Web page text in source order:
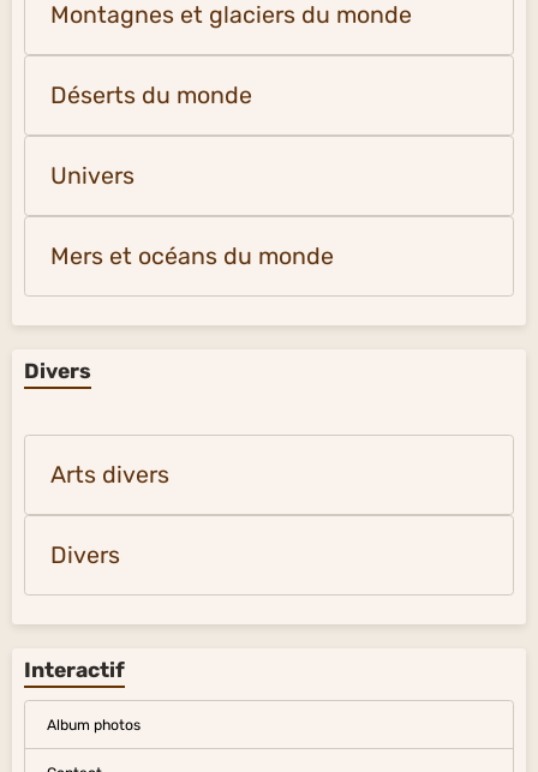
Montagnes et glaciers du monde
Déserts du monde
Univers
Mers et océans du monde
Divers
Arts divers
Divers
Interactif
Album photos